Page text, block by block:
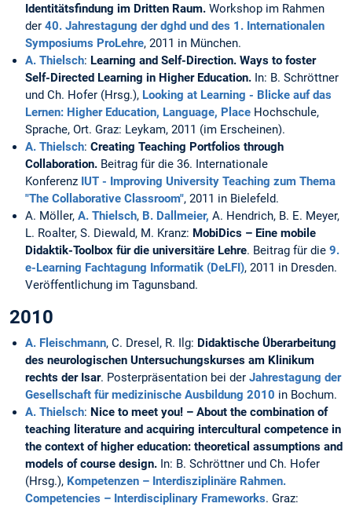
Identitätsfindung im Dritten Raum. Workshop im Rahmen
der 40. Jahrestagung der dghd und des 1. Internationalen
Symposiums ProLehre, 2011 in München.
A. Thielsch: Learning and Self-Direction. Ways to foster
Self-Directed Learning in Higher Education. In: B. Schröttner
und Ch. Hofer (Hrsg.), Looking at Learning - Blicke auf das
Lernen: Higher Education, Language, Place Hochschule,
Sprache, Ort. Graz: Leykam, 2011 (im Erscheinen).
A. Thielsch: Creating Teaching Portfolios through
Collaboration. Beitrag für die 36. Internationale
Konferenz IUT - Improving University Teaching zum Thema
"The Collaborative Classroom", 2011 in Bielefeld.
A. Möller, A. Thielsch, B. Dallmeier, A. Hendrich, B. E. Meyer,
L. Roalter, S. Diewald, M. Kranz: MobiDics – Eine mobile
Didaktik-Toolbox für die universitäre Lehre. Beitrag für die 9.
e-Learning Fachtagung Informatik (DeLFI), 2011 in Dresden.
Veröffentlichung im Tagunsband.
2010
A. Fleischmann, C. Dresel, R. Ilg: Didaktische Überarbeitung
des neurologischen Untersuchungskurses am Klinikum
rechts der Isar. Posterpräsentation bei der Jahrestagung der
Gesellschaft für medizinische Ausbildung 2010 in Bochum.
A. Thielsch: Nice to meet you! – About the combination of
teaching literature and acquiring intercultural competence in
the context of higher education: theoretical assumptions and
models of course design. In: B. Schröttner und Ch. Hofer
(Hrsg.), Kompetenzen – Interdisziplinäre Rahmen.
Competencies – Interdisciplinary Frameworks. Graz: